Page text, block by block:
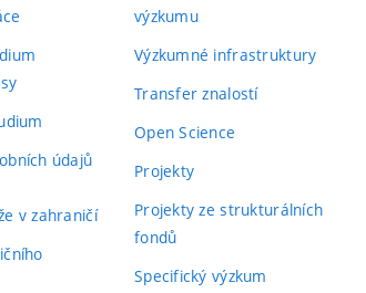
údajů
v zahraničí
výzkumu
Výzkumné infrastruktury
Transfer znalostí
Open Science
Projekty
Projekty ze strukturálních
fondů
Specifický výzkum